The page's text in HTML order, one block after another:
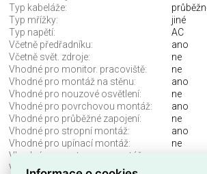
Typ kabeláže:
Typ mřížky:
jiné
Typ napětí:
AC
Včetně předřadníku:
ano
Včetně svět. zdroje:
ne
Vhodné pro monitor. pracoviště:
ne
Vhodné pro montáž na stěnu:
ano
Vhodné pro nouzové osvětlení:
ne
Vhodné pro povrchovou montáž:
ano
Vhodné pro průběžné zapojení:
ne
Vhodné pro stropní montáž:
ano
Vhodné pro upínací montáž:
ne
Vhodné pro vestavnou montáž:
Vhodné pro zavěšení: